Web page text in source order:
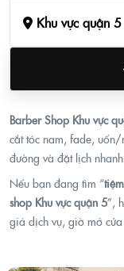
Khu vực quận 5
Barber Shop Khu vực
cắt tóc nam, fade,
đường và đặt lịch
Nếu bạn đang tìm “
shop Khu vực quận 5”,
giá dịch vụ, giờ mở